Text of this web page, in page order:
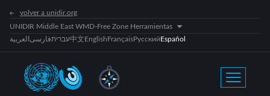
volver a unidir.org
UNIDIR Middle East WMD-Free Zone Herramientas
العربية فارسیעברית中文EnglishFrançaisРусскийEspañol